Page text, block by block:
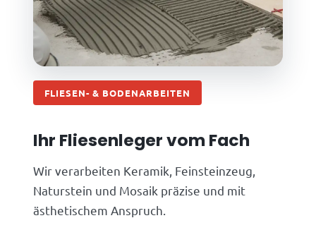
FLIESEN- & BODENARBEITEN
Ihr Fliesenleger vom Fach
Wir verarbeiten Keramik, Feinsteinzeug,
Naturstein und Mosaik präzise und mit
ästhetischem Anspruch.